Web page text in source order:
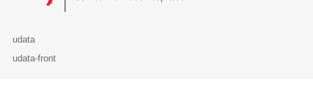
udata
udata-front